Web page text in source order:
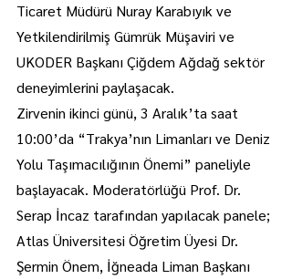
Ticaret Müdürü Nuray Karabıyık ve
Yetkilendirilmiş Gümrük Müşaviri ve
UKODER Başkanı Çiğdem Ağdağ sektör
deneyimlerini paylaşacak.
Zirvenin ikinci günü, 3 Aralık’ta saat
10:00’da “Trakya’nın Limanları ve Deniz
Yolu Taşımacılığının Önemi” paneliyle
başlayacak. Moderatörlüğü Prof. Dr.
Serap İncaz tarafından yapılacak panele;
Atlas Üniversitesi Öğretim Üyesi Dr.
Şermin Önem, İğneada Liman Başkanı